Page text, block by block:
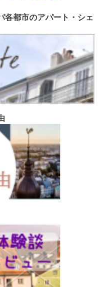
各都市のアパート・シェ